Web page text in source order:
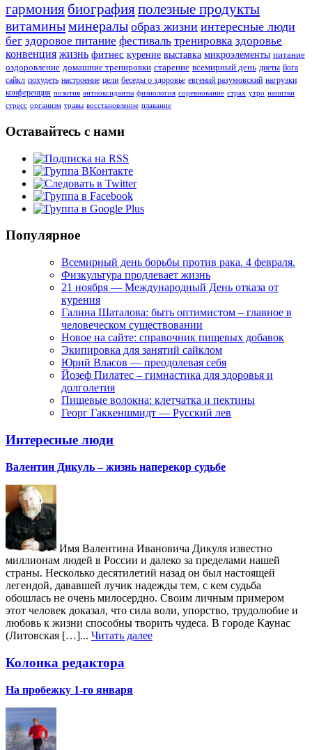
гармония биографияполезные продукты
витаминыминералы образ жизни интересные люди
бег здоровое питание фестиваль тренировка здоровье
конвенция жизнь фитнес курение выставка микроэлементы питание
оздоровление домашние тренировки старение всемирный день диеты йога
сайкл похудеть настроение цели беседы о здоровье евгений разумовский нагрузки
конференция позитив антиоксиданты физиология соревнование страх утро напитки
стресс организм травы восстановление плавание
Оставайтесь с нами
Популярное
Всемирный день борьбы против рака. 4 февраля.
Физкультура продлевает жизнь
21 ноября — Международный День отказа от
курения
Галина Шаталова: быть оптимистом – главное в
человеческом существовании
Новое на сайте: справочник пищевых добавок
Экипировка для занятий сайклом
Юрий Власов — преодолевая себя
Йозеф Пилатес – гимнастика для здоровья и
долголетия
Пищевые волокна: клетчатка и пектины
Георг Гаккеншмидт — Русский лев
Интересные люди
Валентин Дикуль – жизнь наперекор судьбе
Имя Валентина Ивановича Дикуля известно
миллионам людей в России и далеко за пределами нашей
страны. Несколько десятилетий назад он был настоящей
легендой, дававшей лучик надежды тем, с кем судьба
обошлась не очень милосердно. Своим личным примером
этот человек доказал, что сила воли, упорство, трудолюбие и
любовь к жизни способны творить чудеса. В городе Каунас
(Литовская […]... Читать далее
Колонка редактора
На пробежку 1-го января